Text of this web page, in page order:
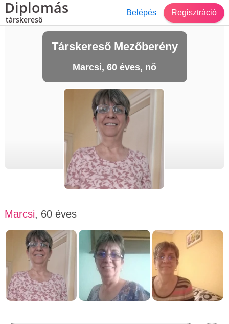
Diplomás
társkereső
Belépés Regisztráció
Társkereső Mezőberény
Marcsi, 60 éves, nő
Marcsi, 60 éves